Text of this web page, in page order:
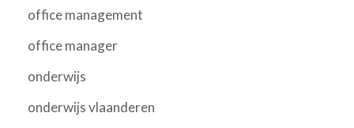
office management
office manager
onderwijs
onderwijs vlaanderen